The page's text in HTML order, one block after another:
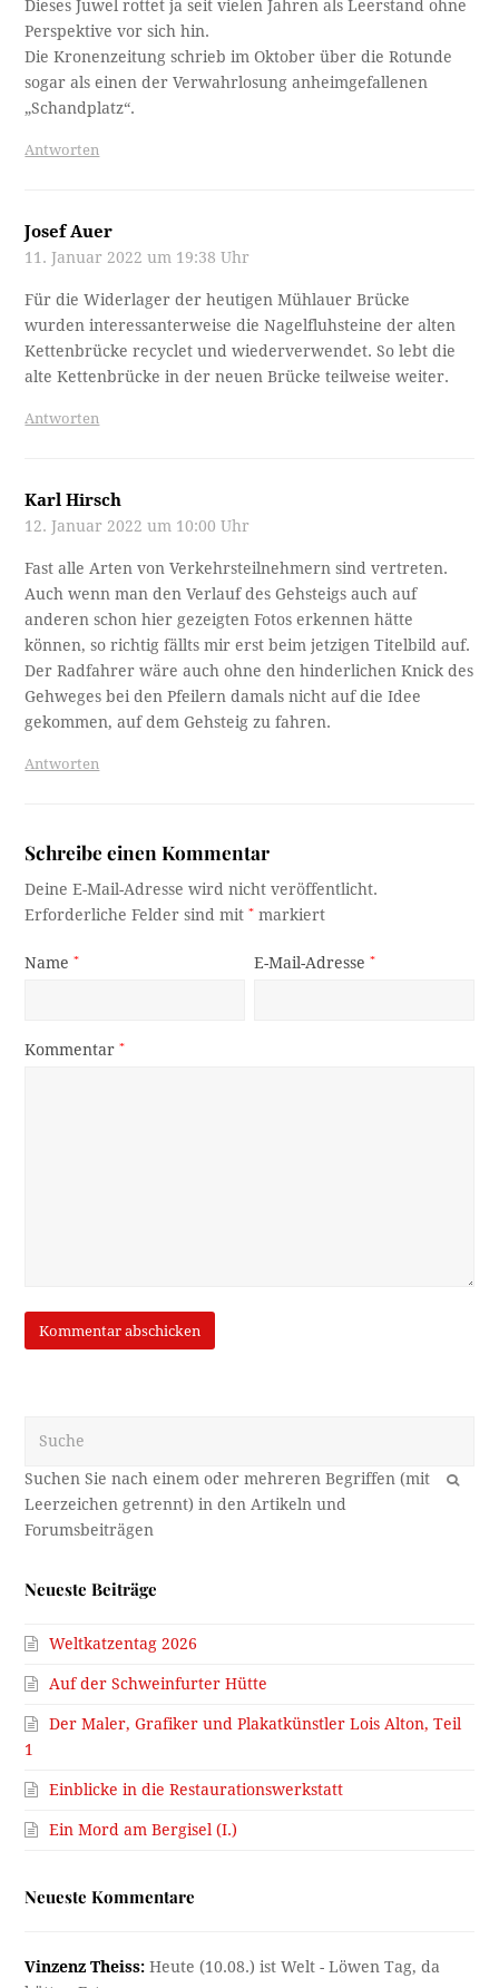
Dieses Juwel rottet ja seit vielen Jahren als Leerstand ohne
Perspektive vor sich hin.
Die Kronenzeitung schrieb im Oktober über die Rotunde
sogar als einen der Verwahrlosung anheimgefallenen
„Schandplatz“.
Antworten
Josef Auer
11. Januar 2022 um 19:38 Uhr
Für die Widerlager der heutigen Mühlauer Brücke
wurden interessanterweise die Nagelfluhsteine der alten
Kettenbrücke recyclet und wiederverwendet. So lebt die
alte Kettenbrücke in der neuen Brücke teilweise weiter.
Antworten
Karl Hirsch
12. Januar 2022 um 10:00 Uhr
Fast alle Arten von Verkehrsteilnehmern sind vertreten.
Auch wenn man den Verlauf des Gehsteigs auch auf
anderen schon hier gezeigten Fotos erkennen hätte
können, so richtig fällts mir erst beim jetzigen Titelbild auf.
Der Radfahrer wäre auch ohne den hinderlichen Knick des
Gehweges bei den Pfeilern damals nicht auf die Idee
gekommen, auf dem Gehsteig zu fahren.
Antworten
Schreibe einen Kommentar
Deine E-Mail-Adresse wird nicht veröffentlicht.
Erforderliche Felder sind mit* markiert
Name* E-Mail-Adresse*
Kommentar*
OK
Neueste Beiträge
Weltkatzentag 2026
Auf der Schweinfurter Hütte
Der Maler, Grafiker und Plakatkünstler Lois Alton, Teil
1
Einblicke in die Restaurationswerkstatt
Ein Mord am Bergisel (I.)
Neueste Kommentare
Vinzenz Theiss: Heute (10.08.) ist Welt - Löwen Tag, da